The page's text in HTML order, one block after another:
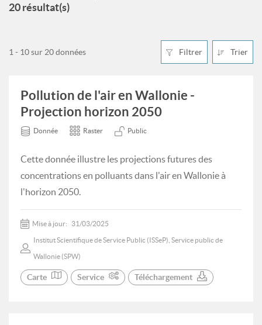
20 résultat(s)
Filtrer Trier
1 - 10 sur 20 données
Pollution de l'air en Wallonie -
Projection horizon 2050
Donnée Raster Public
Cette donnée illustre les projections futures des
concentrations en polluants dans l'air en Wallonie à
l'horizon 2050.
Mise à jour: 31/03/2025
Institut Scientifique de Service Public (ISSeP), Service public de
Wallonie (SPW)
Carte Service Téléchargement